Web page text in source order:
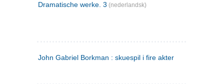
Dramatische werke. 3 (nederlandsk)
John Gabriel Borkman : skuespil i fire akter